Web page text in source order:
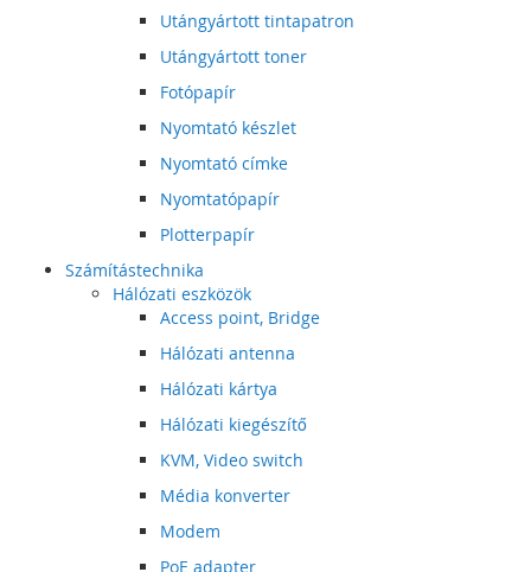
Utángyártott tintapatron
Utángyártott toner
Fotópapír
Nyomtató készlet
Nyomtató címke
Nyomtatópapír
Plotterpapír
Számítástechnika
Hálózati eszközök
Access point, Bridge
Hálózati antenna
Hálózati kártya
Hálózati kiegészítő
KVM, Video switch
Média konverter
Modem
PoE adapter